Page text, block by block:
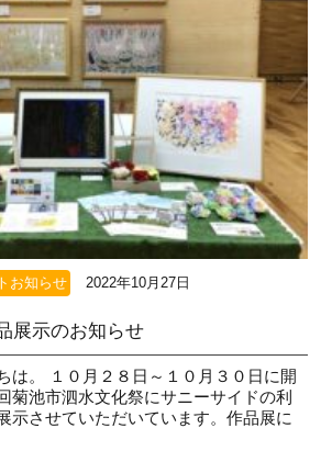
お知らせ 2022年10月27日
展示のお知らせ
は。 １０月２８日～１０月３０日に開
菊池市泗水文化祭にサニーサイドの利
示させていただいています。作品展に